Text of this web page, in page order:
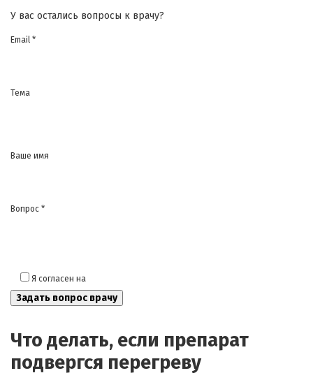
У вас остались вопросы к врачу?
Email *
Тема
Ваше имя
Вопрос *
Я согласен на
Что делать, если препарат
подвергся перегреву